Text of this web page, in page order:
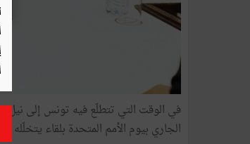
الجاري بيوم الأمم المتحدة بلقاء